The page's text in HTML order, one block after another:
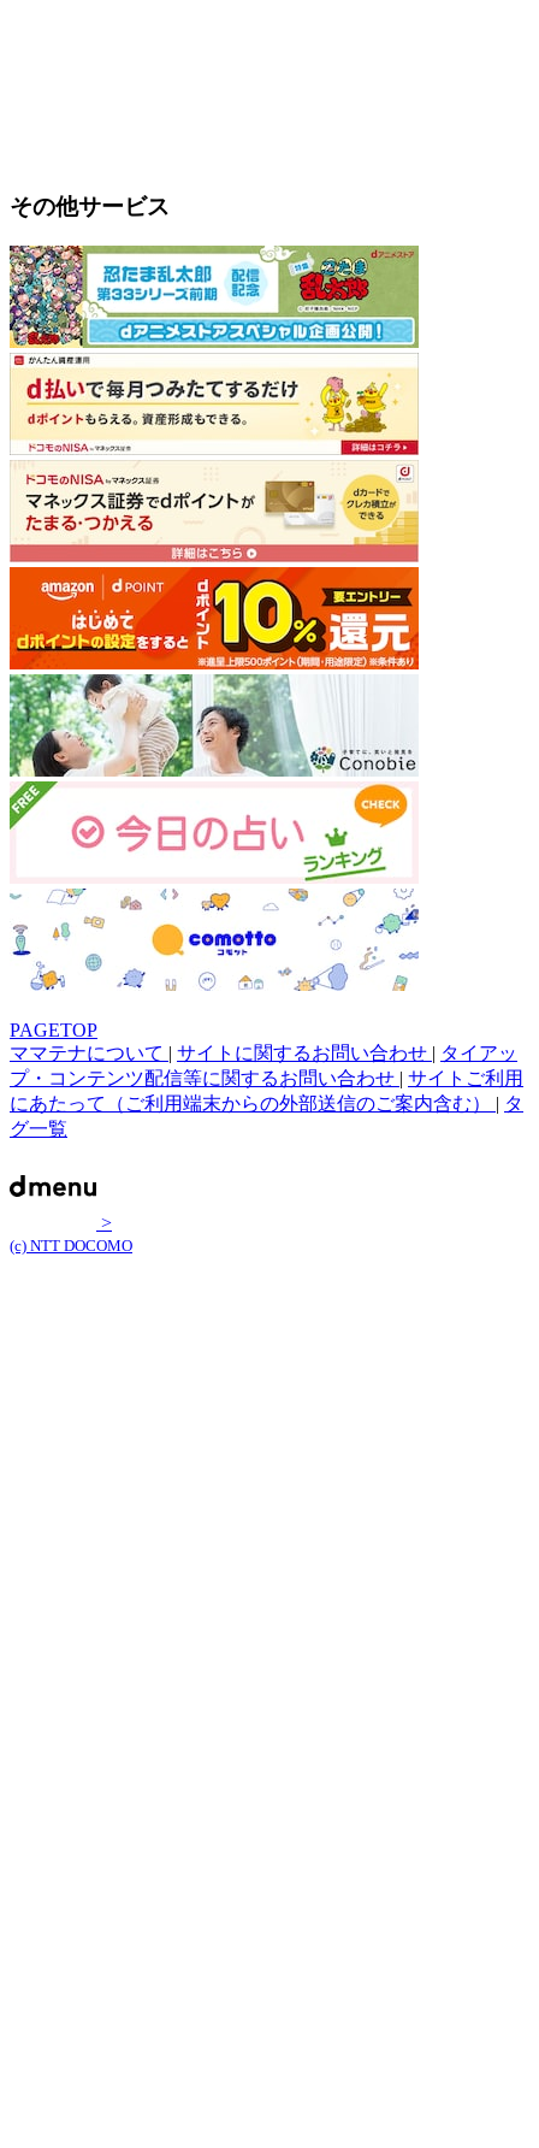
その他サービス
PAGETOP
ママテナについて | サイトに関するお問い合わせ | タイアッ
プ・コンテンツ配信等に関するお問い合わせ | サイトご利用
にあたって（ご利用端末からの外部送信のご案内含む） | タ
グ一覧
>
(c) NTT DOCOMO